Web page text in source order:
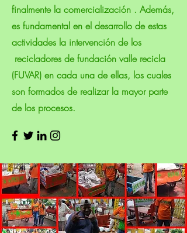
finalmente la comercialización . Además,
es fundamental en el desarrollo de estas
actividades la intervención de los
recicladores de fundación valle recicla
(FUVAR) en cada una de ellas, los cuales
son formados de realizar la mayor parte
de los procesos.